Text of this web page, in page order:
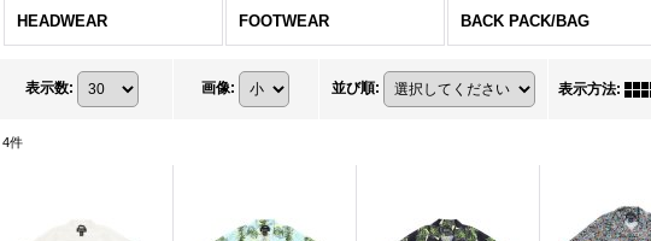
HEADWEAR FOOTWEAR BACK PACK/BAG
表示数: 画像: 並び順: 表示方法:
4件